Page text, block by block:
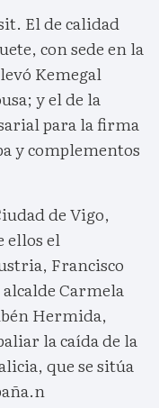
El de calidad
con sede en la
Kemegal
y el de la
para la firma
y complementos
de Vigo,
ellos el
Francisco
Carmela
Hermida,
la caída de la
que se sitúa